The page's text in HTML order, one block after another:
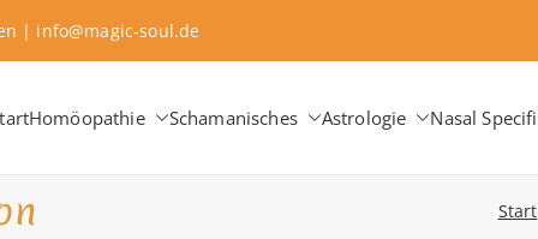
| info@magic-soul.de
∞ Classical Homeopathy ∞ Astrology
Homöopathie Schamanisches Astrologie Nasal
Start